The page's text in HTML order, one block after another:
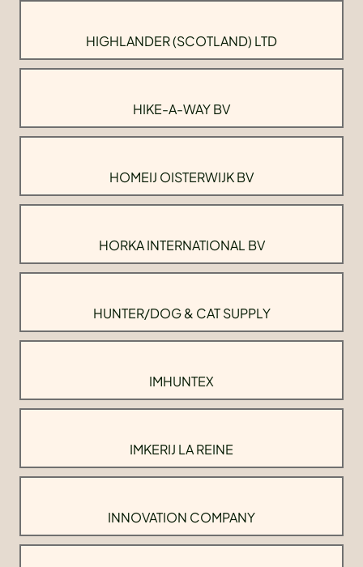
HIGHLANDER (SCOTLAND) LTD
HIKE-A-WAY BV
HOMEIJ OISTERWIJK BV
HORKA INTERNATIONAL BV
HUNTER/DOG & CAT SUPPLY
IMHUNTEX
IMKERIJ LA REINE
INNOVATION COMPANY